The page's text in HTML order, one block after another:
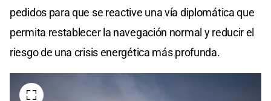
pedidos para que se reactive una vía diplomática que
permita restablecer la navegación normal y reducir el
riesgo de una crisis energética más profunda.